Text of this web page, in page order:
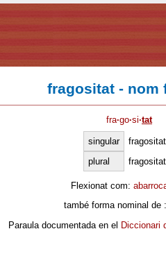
fragositat - nom
fra·go·si·tat
singular
fragositat
plural
Flexionat com:
també forma nominal de
Paraula documentada en el Diccionari